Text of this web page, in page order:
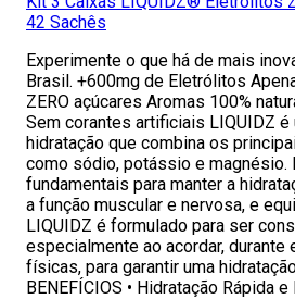
42 Sachês
Experimente o que há de mais
Brasil. +600mg de Eletrólitos
ZERO açúcares Aromas 100%
Sem corantes artificiais LIQUIDZ é
hidratação que combina os
como sódio, potássio e magnésio.
fundamentais para manter a
a função muscular e nervosa, e
LIQUIDZ é formulado para ser
especialmente ao acordar, durante
físicas, para garantir uma
BENEFÍCIOS • Hidratação Rápida